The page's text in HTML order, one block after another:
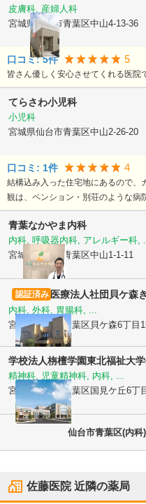
皮膚科, 産婦人科
宮城県仙台市青葉区中山4-13-36
口コミ:5件 5
皆さん優しく安心させてくれる医院
てらさわ小児科
小児科
宮城県仙台市青葉区中山2-26-20
口コミ: 1件 4
結構込み入った住宅地にあるので、
観は、ペンション・別荘のような病
青葉なかやま内科
内科, 呼吸器内科, アレルギー科, ...
宮城県仙台市青葉区中山1-1-11
認証済み 医療法人社団 貝ケ森
内科, 外科, 胃腸科, ...
宮城県仙台市青葉区 貝ケ森6丁目
学校法人栴檀学園東北福祉大
精神科, 児童精神科, 内科, ...
宮城県仙台市青葉区国見ケ丘6丁
仙台市青葉区(内
佐藤医院近隣の薬局